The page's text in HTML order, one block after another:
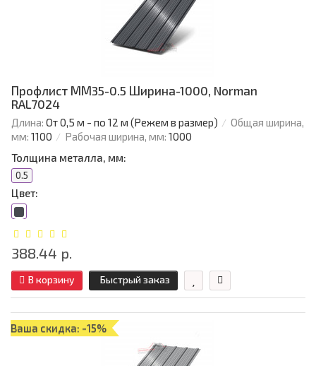
Профлист ММ35-0.5 Ширина-1000, Norman
RAL7024
Длина: От 0,5 м - по 12 м (Режем в размер)
Общая ширина,
мм: 1100 Рабочая ширина, мм: 1000
Толщина металла, мм:
0.5
Цвет:
388.44 р.
В корзину Быстрый заказ
Ваша скидка: -15%